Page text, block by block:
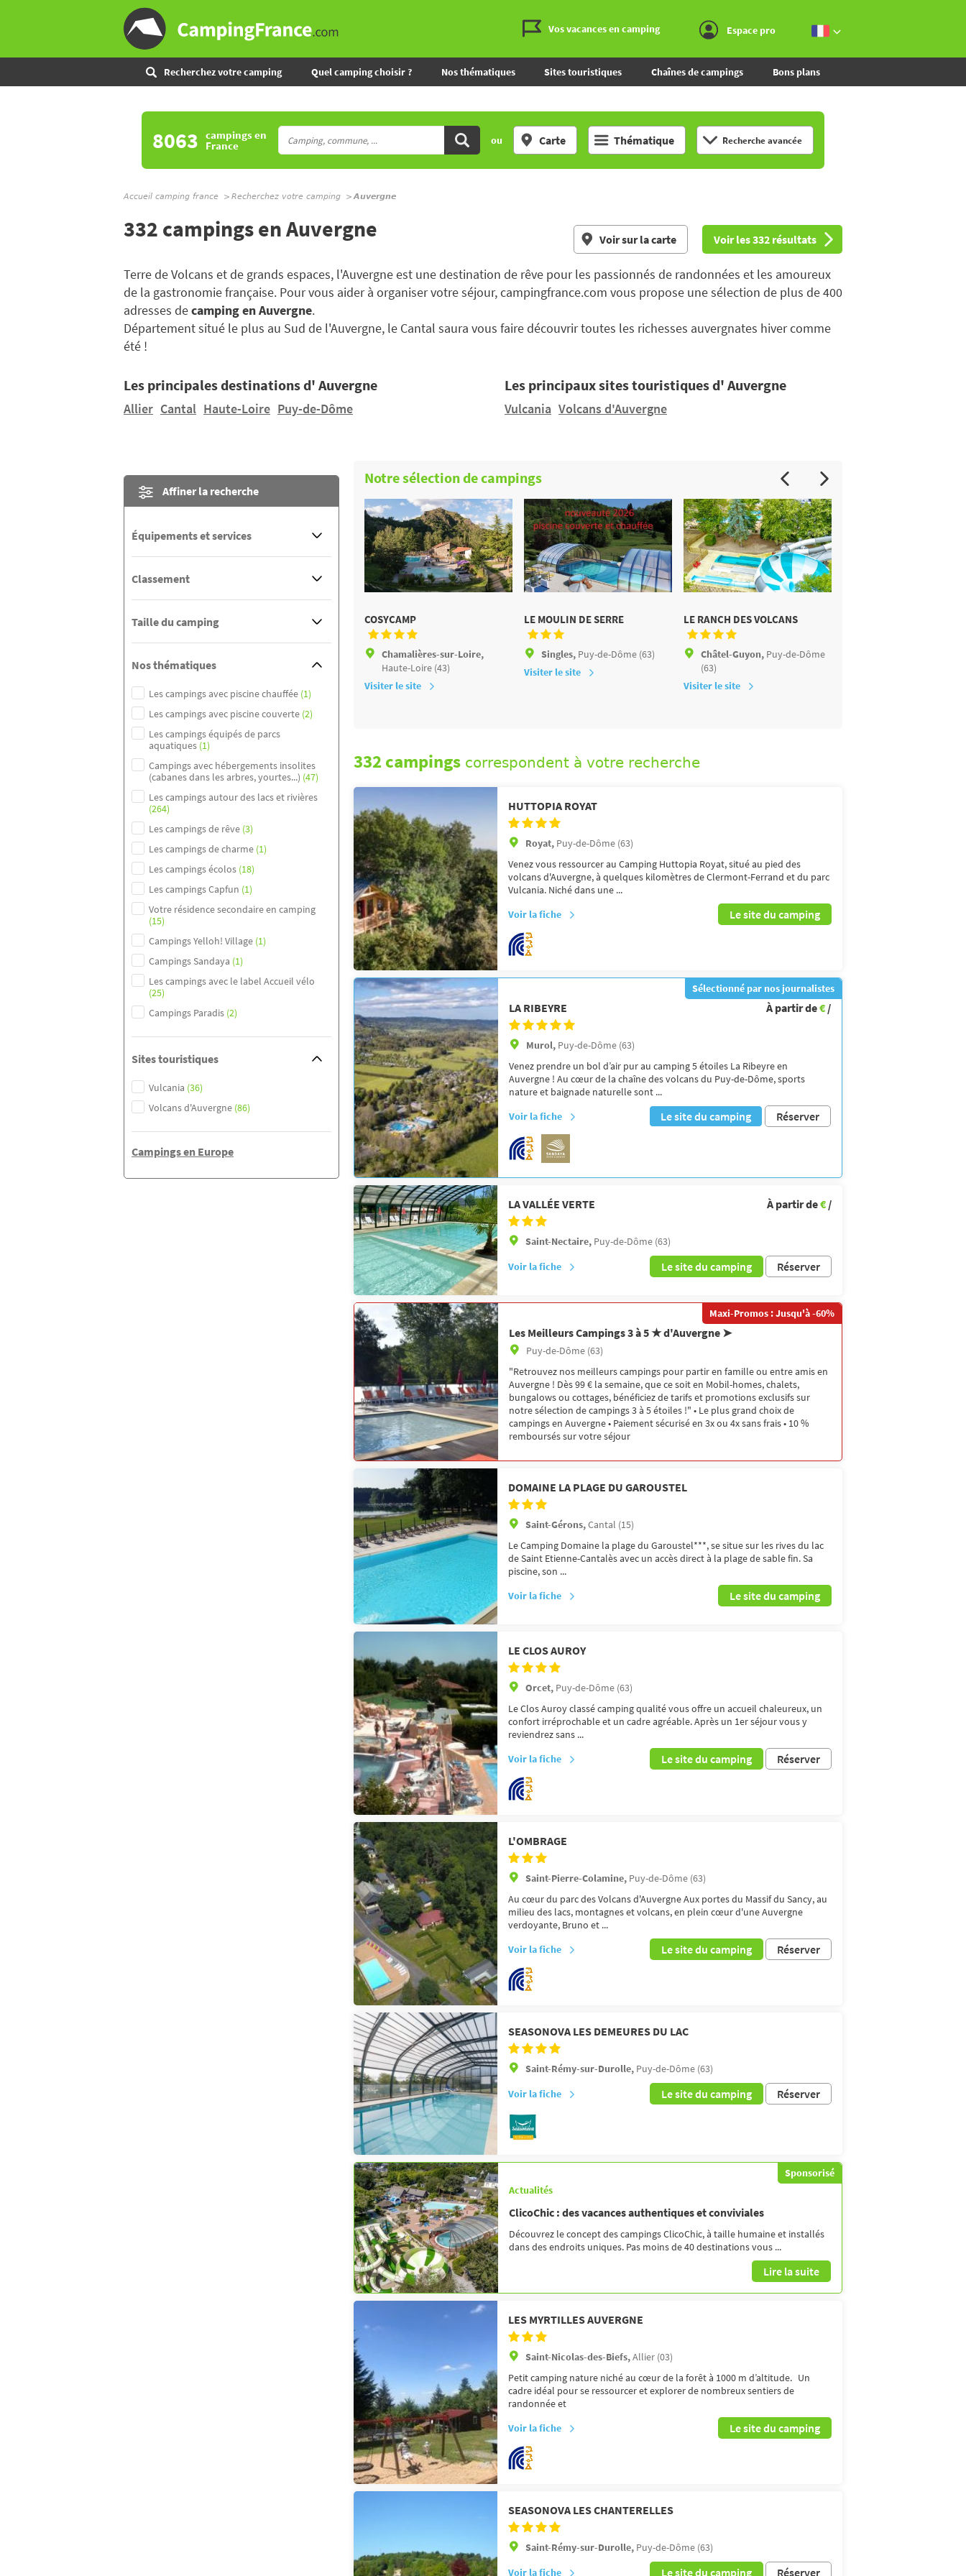
Vos vacances en camping Espace pro
Recherchez votre camping Quel camping choisir ? Nos thématiques Sites touristiques Chaînes de campings Bons plans
8063 campingsen
France ou Carte Thématique Recherche avancée
Accueil camping france Recherchez votre camping Auvergne
332 campings en Auvergne Voir sur la carte Voir les 332 résultats
Terre de Volcans et de grands espaces, l'Auvergne est une destination de rêve pour les passionnés de randonnées et les amoureux
de la gastronomie française. Pour vous aider à organiser votre séjour, campingfrance.com vous propose une sélection de plus de 400
adresses decamping en Auvergne.
Département situé le plus au Sud de l'Auvergne, le Cantal saura vous faire découvrir toutes les richesses auvergnates hiver comme
été !
Les principales destinations d' Auvergne
Allier Cantal Haute-Loire Puy-de-Dôme
Les principaux sites touristiques d' Auvergne
Vulcania Volcans d'Auvergne
Affiner la recherche
Équipements et services
Classement
Taille du camping
Nos thématiques
Les campings avec piscine chauffée (1)
Les campings avec piscine couverte (2)
Les campings équipés de parcs
aquatiques (1)
Campings avec hébergements insolites
(cabanes dans les arbres, yourtes...) (47)
Les campings autour des lacs et rivières
(264)
Les campings de rêve (3)
Les campings de charme (1)
Les campings écolos (18)
Les campings Capfun (1)
Votre résidence secondaire en camping
(15)
Campings Yelloh! Village (1)
Campings Sandaya (1)
Les campings avec le label Accueil vélo
(25)
Campings Paradis (2)
Sites touristiques
Vulcania (36)
Volcans d'Auvergne (86)
Campings en Europe
Notre sélection de campings
COSYCAMP
Chamalières-sur-Loire,
Haute-Loire (43)
Visiter le site
LE MOULIN DE SERRE
Singles, Puy-de-Dôme (63)
Visiter le site
LE RANCH DES VOLCANS
Châtel-Guyon, Puy-de-Dôme
(63)
Visiter le site
332 campings correspondent à votre recherche
HUTTOPIA ROYAT
Royat, Puy-de-Dôme (63)
Venez vous ressourcer au Camping Huttopia Royat, situé au pied des
volcans d'Auvergne, à quelques kilomètres de Clermont-Ferrand et du parc
Vulcania. Niché dans une ...
Voir la fiche
Le site du camping
Sélectionné par nos journalistes
À partir de€ /
LA RIBEYRE
Murol, Puy-de-Dôme (63)
Venez prendre un bol d’air pur au camping 5 étoiles La Ribeyre en
Auvergne ! Au cœur de la chaîne des volcans du Puy-de-Dôme, sports
nature et baignade naturelle sont ...
Voir la fiche
Le site du camping Réserver
À partir de€ /
LA VALLÉE VERTE
Saint-Nectaire, Puy-de-Dôme (63)
Voir la fiche
Le site du camping Réserver
Maxi-Promos : Jusqu'à -60%
Les Meilleurs Campings 3 à 5 ★ d'Auvergne ➤
Puy-de-Dôme (63)
"Retrouvez nos meilleurs campings pour partir en famille ou entre amis en
Auvergne ! Dès 99 € la semaine, que ce soit en Mobil-homes, chalets,
bungalows ou cottages, bénéficiez de tarifs et promotions exclusifs sur
notre sélection de campings 3 à 5 étoiles !" • Le plus grand choix de
campings en Auvergne • Paiement sécurisé en 3x ou 4x sans frais • 10 %
remboursés sur votre séjour
DOMAINE LA PLAGE DU GAROUSTEL
Saint-Gérons,Cantal (15)
Le Camping Domaine la plage du Garoustel***, se situe sur les rives du lac
de Saint Etienne-Cantalès avec un accès direct à la plage de sable fin. Sa
piscine, son ...
Voir la fiche
Le site du camping
LE CLOS AUROY
Orcet, Puy-de-Dôme (63)
Le Clos Auroy classé camping qualité vous offre un accueil chaleureux, un
confort irréprochable et un cadre agréable. Après un 1er séjour vous y
reviendrez sans ...
Voir la fiche
Le site du camping Réserver
L'OMBRAGE
Saint-Pierre-Colamine, Puy-de-Dôme (63)
Au cœur du parc des Volcans d'Auvergne Aux portes du Massif du Sancy, au
milieu des lacs, montagnes et volcans, en plein cœur d'une Auvergne
verdoyante, Bruno et ...
Voir la fiche
Le site du camping Réserver
SEASONOVA LES DEMEURES DU LAC
Saint-Rémy-sur-Durolle, Puy-de-Dôme (63)
Voir la fiche
Le site du camping Réserver
Sponsorisé
Actualités
ClicoChic : des vacances authentiques et conviviales
Découvrez le concept des campings ClicoChic, à taille humaine et installés
dans des endroits uniques. Pas moins de 40 destinations vous ...
Lire la suite
LES MYRTILLES AUVERGNE
Saint-Nicolas-des-Biefs,Allier (03)
Petit camping nature niché au cœur de la forêt à 1000 m d’altitude. Un
cadre idéal pour se ressourcer et explorer de nombreux sentiers de
randonnée et
Voir la fiche
Le site du camping
SEASONOVA LES CHANTERELLES
Saint-Rémy-sur-Durolle, Puy-de-Dôme (63)
Voir la fiche
Le site du camping Réserver